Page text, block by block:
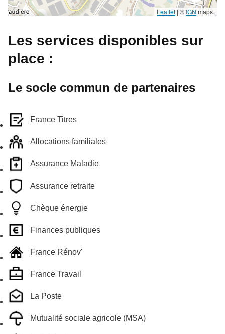
Leaflet | © IGN maps.
Les services disponibles sur
place :
Le socle commun de partenaires
France Titres
Allocations familiales
Assurance Maladie
Assurance retraite
Chèque énergie
Finances publiques
France Rénov'
France Travail
La Poste
Mutualité sociale agricole (MSA)